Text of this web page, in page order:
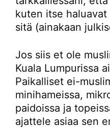
kuten itse
sitä (ainakaan
Jos siis et ole
Kuala Lumpurissa
Paikalliset ei-
minihameissa,
paidoissa ja
ajattele asiaa sen